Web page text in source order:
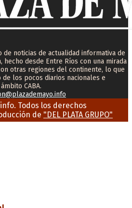
de noticias de actualidad informativa de
hecho desde Entre Ríos con una mirada
otras regiones del continente, lo que
los pocos diarios nacionales e
CABA.
Todos los derechos
de "DEL PLATA GRUPO"